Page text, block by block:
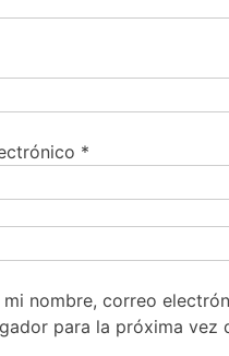
*
mi nombre, correo
para la próxima vez